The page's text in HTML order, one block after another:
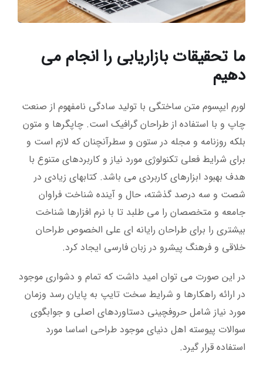
ما تحقیقات بازاریابی را انجام می
دهیم
لورم ایپسوم متن ساختگی با تولید سادگی نامفهوم از صنعت
چاپ و با استفاده از طراحان گرافیک است. چاپگرها و متون
بلکه روزنامه و مجله در ستون و سطرآنچنان که لازم است و
برای شرایط فعلی تکنولوژی مورد نیاز و کاربردهای متنوع با
هدف بهبود ابزارهای کاربردی می باشد. کتابهای زیادی در
شصت و سه درصد گذشته، حال و آینده شناخت فراوان
جامعه و متخصصان را می طلبد تا با نرم افزارها شناخت
بیشتری را برای طراحان رایانه ای علی الخصوص طراحان
خلاقی و فرهنگ پیشرو در زبان فارسی ایجاد کرد.
در این صورت می توان امید داشت که تمام و دشواری موجود
در ارائه راهکارها و شرایط سخت تایپ به پایان رسد وزمان
مورد نیاز شامل حروفچینی دستاوردهای اصلی و جوابگوی
سوالات پیوسته اهل دنیای موجود طراحی اساسا مورد
استفاده قرار گیرد.